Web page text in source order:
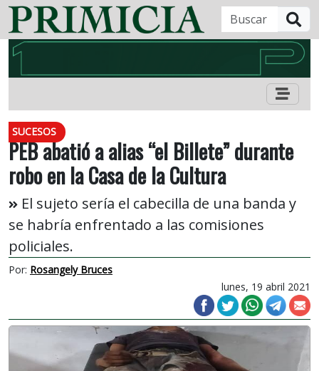
SUCESOS
PEB abatió a alias “el Billete” durante
robo en la Casa de la Cultura
El sujeto sería el cabecilla de una banda y
se habría enfrentado a las comisiones
policiales.
Por: Rosangely Bruces
lunes, 19 abril 2021